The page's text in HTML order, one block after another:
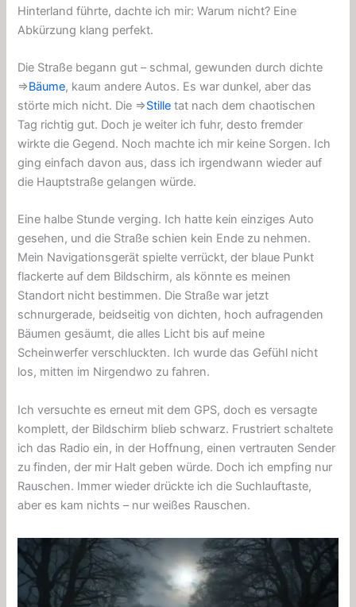
Hinterland führte, dachte ich mir: Warum nicht? Eine
Abkürzung klang perfekt.
Die Straße begann gut – schmal, gewunden durch dichte
⇒Bäume, kaum andere Autos. Es war dunkel, aber das
störte mich nicht. Die ⇒Stille tat nach dem chaotischen
Tag richtig gut. Doch je weiter ich fuhr, desto fremder
wirkte die Gegend. Noch machte ich mir keine Sorgen. Ich
ging einfach davon aus, dass ich irgendwann wieder auf
die Hauptstraße gelangen würde.
Eine halbe Stunde verging. Ich hatte kein einziges Auto
gesehen, und die Straße schien kein Ende zu nehmen.
Mein Navigationsgerät spielte verrückt, der blaue Punkt
flackerte auf dem Bildschirm, als könnte es meinen
Standort nicht bestimmen. Die Straße war jetzt
schnurgerade, beidseitig von dichten, hoch aufragenden
Bäumen gesäumt, die alles Licht bis auf meine
Scheinwerfer verschluckten. Ich wurde das Gefühl nicht
los, mitten im Nirgendwo zu fahren.
Ich versuchte es erneut mit dem GPS, doch es versagte
komplett, der Bildschirm blieb schwarz. Frustriert schaltete
ich das Radio ein, in der Hoffnung, einen vertrauten Sender
zu finden, der mir Halt geben würde. Doch ich empfing nur
Rauschen. Immer wieder drückte ich die Suchlauftaste,
aber es kam nichts – nur weißes Rauschen.